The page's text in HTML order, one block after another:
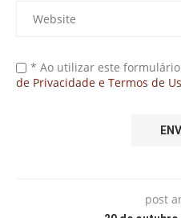
* Ao utilizar este formulário
de Privacidade e Termos de
post